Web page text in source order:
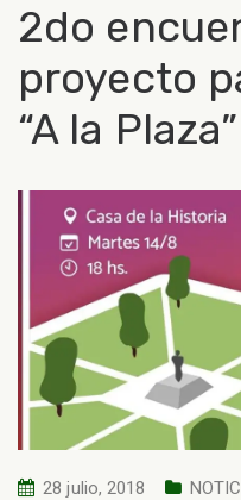
2do
proyecto
“A la Plaza”
28 julio, 2018